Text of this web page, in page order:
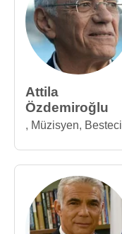
Attila
Özdemiroğlu
, Müzisyen, Besteci